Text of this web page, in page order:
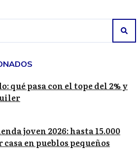
qué pasa con el tope del 2% y
joven 2026: hasta 15.000
en pueblos pequeños